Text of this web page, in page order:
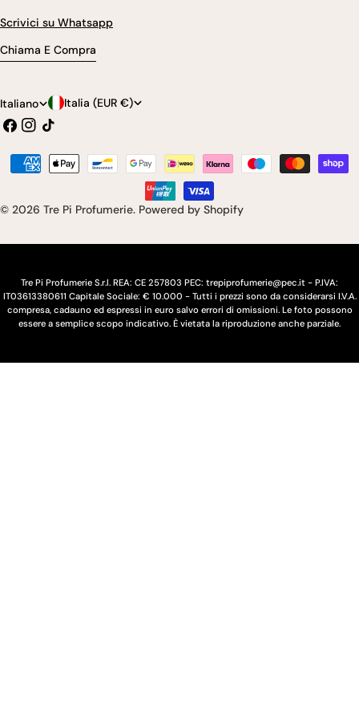
Scrivici su Whatsapp
Chiama E Compra
L
i
n
u
Italiano
P
a
e
s
e
e
g
o
Italia (EUR €)
Facebook
Instagram
Tic
© 2026 Tre Pi Profumerie. Powered by Shopify
Modalità
Tre Pi Profumerie S.r.l. REA: CE 257803 PEC: trepiprofumerie@pec.it - P.IVA:
IT03613380611 Capitale Sociale: € 10.000 - Tutti i prezzi sono da considerarsi I.V.A.
compresa, cadauno ed espressi in euro salvo errori di omissioni. Le foto possono
essere a semplice scopo indicativo. È vietata la riproduzione anche parziale.